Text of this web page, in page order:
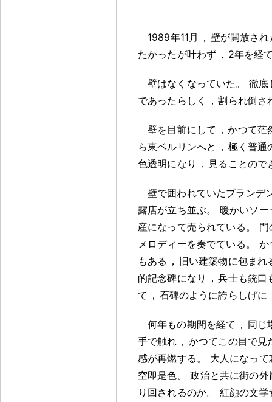
1989年11月 ， 壁が開放さ
たかったが叶わず ， 2年を経
壁はなくなっていた 。
徹底
であったらしく
， 割られ倒さ
壁を目前にして ， かつて茫
ら東ベルリンへと ， 極く普通
色透明になり
， 見ることので
壁で囲われていたブランデ
露店が立ち並ぶ。
暖かいソー
産になって売られている 。
門
メロディーを奏でている 。
か
もある ， 旧い建築物に包まれ
的記念碑になり
， 兵士も銃口
て ， 石碑のように誇らしげに
何年もの期間を経て ， 同じ
手で触れ ， かつてこの目で見
感が再燃する 。
大人になっ
空即是色。
政治と共に街の外
り回されるのか。
紅顔の文学